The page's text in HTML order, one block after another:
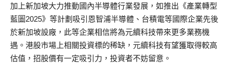
加上新加坡大力推動國內半導體行業發展，如推出《產業轉型
藍圖2025》等計劃吸引恩智浦半導體、台積電等國際企業先後
於新加坡設廠，此等企業相信將為元續科技帶來更多業務機
遇。港股市場上相關投資標的稀缺，元續科技有望獲取得較高
估值，招股價有一定吸引力，投資者不妨留意。